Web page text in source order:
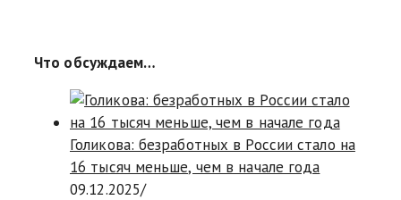
Что обсуждаем…
Голикова: безработных в России стало на
16 тысяч меньше, чем в начале года
09.12.2025/